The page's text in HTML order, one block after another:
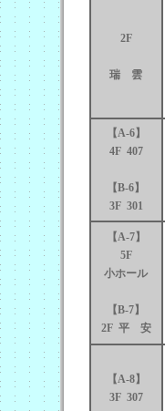
2F
瑞 雲
【A-6】
4F 407
【B-6】
3F 301
【A-7】
5F
小ホール
【B-7】
2F 平 安
【A-8】
3F 307